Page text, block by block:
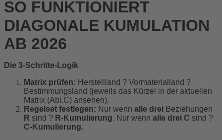
SO FUNKTIONIERT
DIAGONALE KUMULATION
AB 2026
Die 3-Schritte-Logik
Matrix prüfen: Herstellland ­­? Vormaterialland ?
Bestimmungsland (jeweils das Kürzel in der aktuellen
Matrix (Abl.C) ansehen).
Regelset festlegen: Nur wenn alle drei Beziehungen
R sind ? R-Kumulierung. Nur wenn alle drei C sind ?
C-Kumulierung.